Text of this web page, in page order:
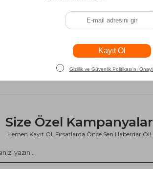
Alışveriş Kredisi
Siparişlerinizi anında alışveriş kredisi
seçeneği ile kart limiti problemi
olmadan tamamlayabilirsiniz.
Size Özel Kampanyalar
Hemen Kayıt Ol, Fırsatlarda Önce Sen Haberdar Ol!